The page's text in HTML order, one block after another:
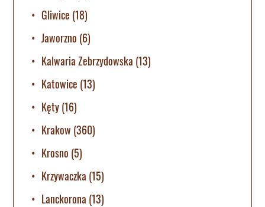
Gliwice (18)
Jaworzno (6)
Kalwaria Zebrzydowska (13)
Katowice (13)
Kęty(16)
Krakow (360)
Krosno (5)
Krzywaczka (15)
Lanckorona (13)